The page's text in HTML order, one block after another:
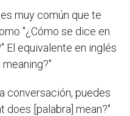
muy común que te
"¿Cómo se dice en
El equivalente en inglés
conversación, puedes
does [palabra] mean?"